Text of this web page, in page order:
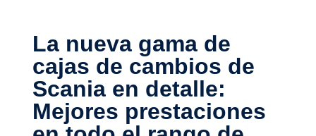
La nueva gama de
cajas de cambios de
Scania en detalle:
Mejores presta­ciones